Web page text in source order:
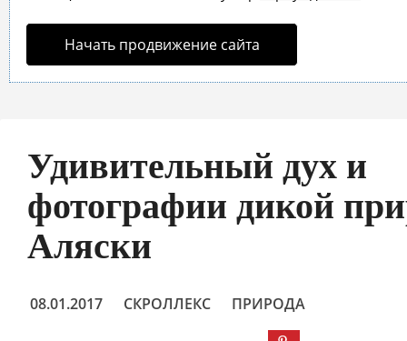
Начать продвижение сайта
Удивительный дух и
фотографии дикой
Аляски
08.01.2017 СКРОЛЛЕКС ПРИРОДА